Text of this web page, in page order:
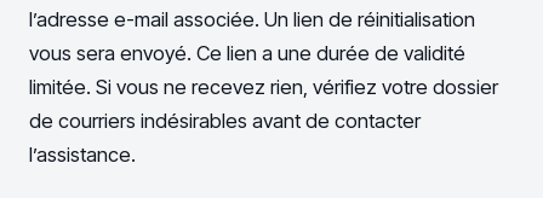
l’adresse e-mail associée. Un lien de réinitialisation
vous sera envoyé. Ce lien a une durée de validité
limitée. Si vous ne recevez rien, vérifiez votre dossier
de courriers indésirables avant de contacter
l’assistance.